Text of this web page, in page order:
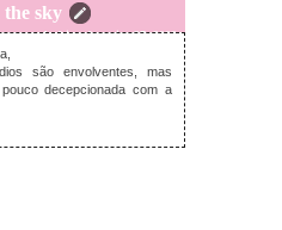
sky
segunda-feira, fevereiro 27, 2023
são envolventes, mas
decepcionada com a